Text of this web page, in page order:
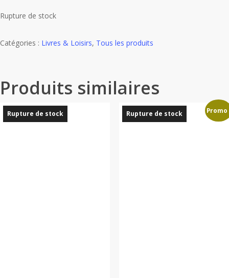
Rupture de stock
Catégories : Livres & Loisirs, Tous les produits
Produits similaires
Rupture de stock Rupture de stock Promo